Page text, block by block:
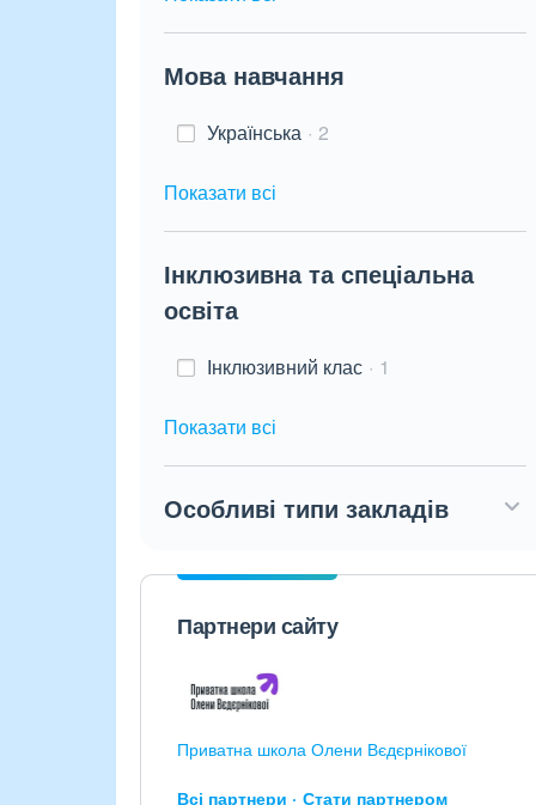
Мова навчання
Українська 2
Показати всі
Інклюзивна та спеціальна
освіта
Інклюзивний клас 1
Показати всі
Особливі типи закладів
Партнери сайту
Приватна школа Олени Вєдєрнікової
Всі партнери Стати партнером